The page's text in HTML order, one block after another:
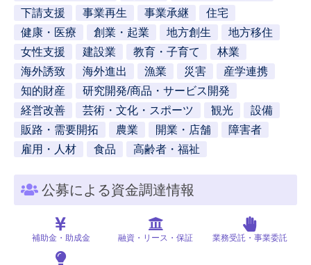
下請支援
事業再生 事業承継
住宅
健康・医療
創業・起業 地方創生
地方移住
女性支援
建設業 教育・子育て
林業
海外誘致
海外進出 漁業 災害
産学連携
知的財産
研究開発/商品・サービス開発
経営改善
芸術・文化・スポーツ 観光
設備
販路・需要開拓
農業 開業・店舗
障害者
雇用・人材
食品 高齢者・福祉
公募による資金調達情報
補助金・助成金 融資・リース・保証 業務受託・事業委託